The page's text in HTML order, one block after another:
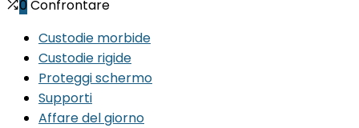
0 Confrontare
Custodie morbide
Custodie rigide
Proteggi schermo
Supporti
Affare del giorno